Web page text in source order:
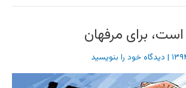
برای مرفهان
| دیدگاه‌ خود را بنویسید